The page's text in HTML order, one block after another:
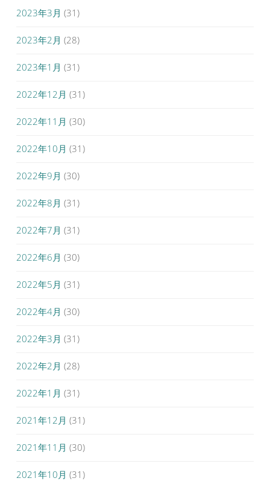
2023年3月 (31)
2023年2月 (28)
2023年1月 (31)
2022年12月 (31)
2022年11月 (30)
2022年10月 (31)
2022年9月 (30)
2022年8月 (31)
2022年7月 (31)
2022年6月 (30)
2022年5月 (31)
2022年4月 (30)
2022年3月 (31)
2022年2月 (28)
2022年1月 (31)
2021年12月 (31)
2021年11月 (30)
2021年10月 (31)